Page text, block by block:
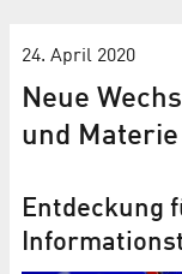
24. April 2020
Neue
und Materie
Entdeckung